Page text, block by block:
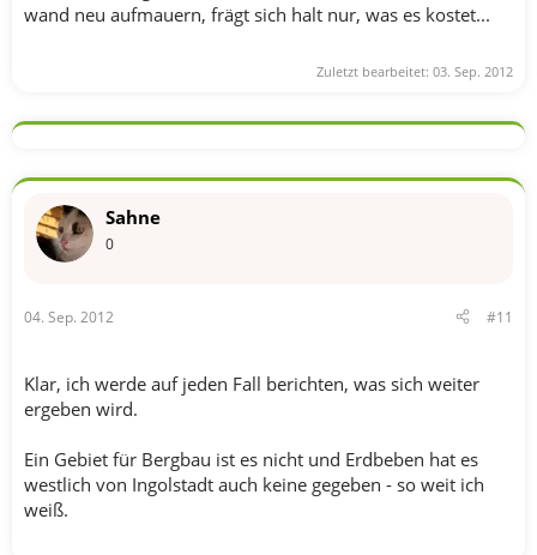
wand neu aufmauern, frägt sich halt nur, was es kostet...
Zuletzt bearbeitet: 03. Sep. 2012
Sahne
0
04. Sep. 2012 #11
Klar, ich werde auf jeden Fall berichten, was sich weiter
ergeben wird.
Ein Gebiet für Bergbau ist es nicht und Erdbeben hat es
westlich von Ingolstadt auch keine gegeben - so weit ich
weiß.